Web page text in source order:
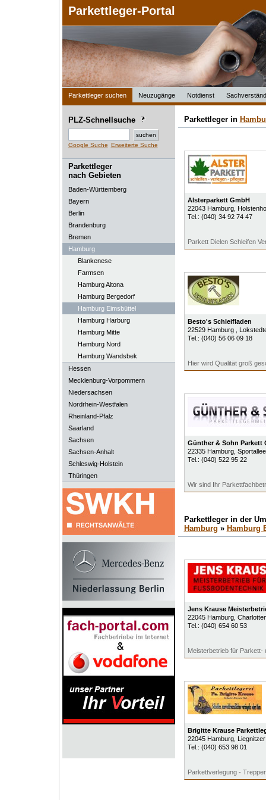
Parkettleger-Portal
Parkettleger suchen Neuzugänge Notdienst
PLZ-Schnellsuche
Google Suche Erweiterte Suche
Parkettleger
nach Gebieten
Baden-Württemberg
Bayern
Berlin
Brandenburg
Bremen
Hamburg
Blankenese
Farmsen
Hamburg Altona
Hamburg Bergedorf
Hamburg Eimsbüttel
Hamburg Harburg
Hamburg Mitte
Hamburg Nord
Hamburg Wandsbek
Hessen
Mecklenburg-Vorpommern
Niedersachsen
Nordrhein-Westfalen
Rheinland-Pfalz
Saarland
Sachsen
Sachsen-Anhalt
Schleswig-Holstein
Thüringen
Parkettleger in
Alsterparkett GmbH
22043 Hamburg,
Tel.: (040) 34 92 74 47
Parkett Dielen Schleifen
Besto's Schleifladen
22529 Hamburg
,
Tel.: (040) 56 06 09 18
Hier wird Qualität groß
Günther & Sohn Parkett
22335 Hamburg,
Tel.: (040) 522 95 22
Wir sind Ihr
Parkettleger in der
Hamburg » Hamburg
Jens Krause
22045 Hamburg,
Tel.: (040) 654 60 53
Meisterbetrieb für Parkett-
Brigitte Krause
22045 Hamburg,
Tel.: (040) 653 98 01
Parkettverlegung -